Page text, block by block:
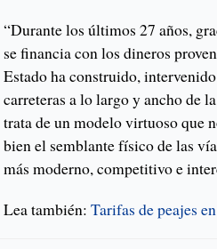
“Durante los últimos 27 años,
se financia con los dineros
Estado ha construido,
carreteras a lo largo y ancho de
trata de un modelo virtuoso que
bien el semblante físico de las
más moderno, competitivo e
Lea también:Tarifas de peajes